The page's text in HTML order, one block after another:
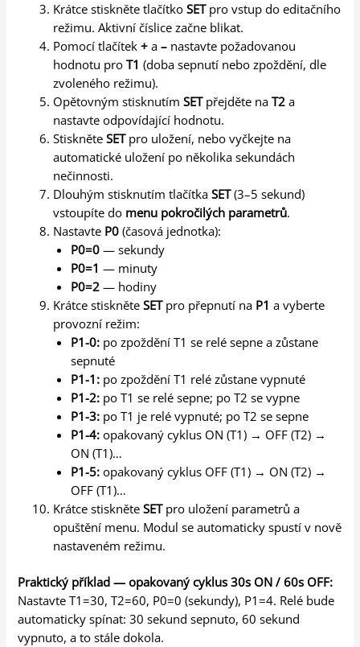
Krátce stiskněte tlačítkoSETpro vstup do editačního
režimu. Aktivní číslice začne blikat.
Pomocí tlačítek+ a– nastavte požadovanou
hodnotu proT1 (doba sepnutí nebo zpoždění, dle
zvoleného režimu).
Opětovným stisknutímSETpřejděte naT2 a
nastavte odpovídající hodnotu.
StiskněteSETpro uložení, nebo vyčkejte na
automatické uložení po několika sekundách
nečinnosti.
Dlouhým stisknutím tlačítkaSET(3–5 sekund)
vstoupíte do menu pokročilých parametrů.
Nastavte P0 (časová jednotka):
P0=0 — sekundy
P0=1 — minuty
P0=2 — hodiny
Krátce stiskněteSETpro přepnutí na P1 a vyberte
provozní režim:
P1-0: po zpoždění T1 se relé sepne a zůstane
sepnuté
P1-1: po zpoždění T1 relé zůstane vypnuté
P1-2: po T1 se relé sepne; po T2 se vypne
P1-3: po T1 je relé vypnuté; po T2 se sepne
P1-4: opakovaný cyklus ON (T1) → OFF (T2) →
ON (T1)…
P1-5: opakovaný cyklus OFF (T1) → ON (T2) →
OFF (T1)…
Krátce stiskněteSETpro uložení parametrů a
opuštění menu. Modul se automaticky spustí v nově
nastaveném režimu.
Praktický příklad — opakovaný cyklus 30s ON / 60s OFF:
Nastavte T1=30, T2=60, P0=0 (sekundy), P1=4. Relé bude
automaticky spínat: 30 sekund sepnuto, 60 sekund
vypnuto, a to stále dokola.